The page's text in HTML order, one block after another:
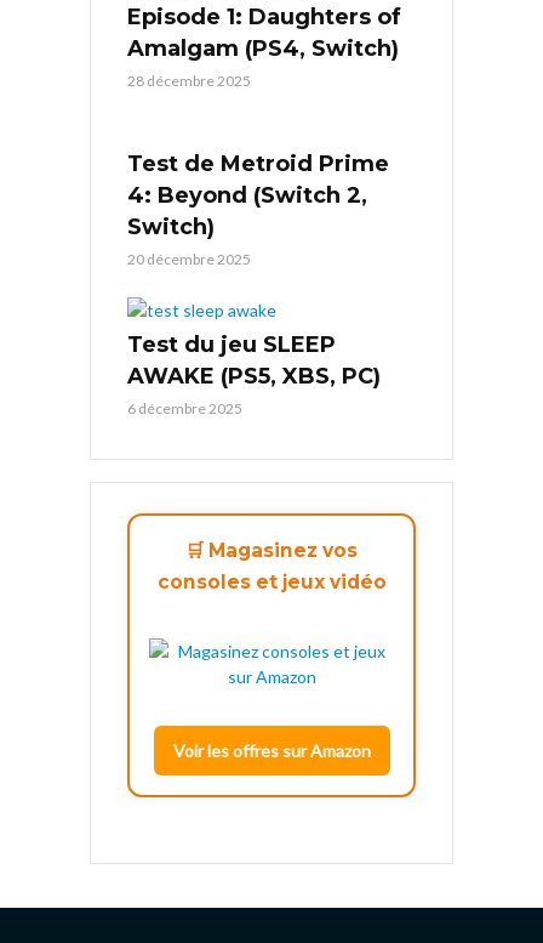
Episode 1: Daughters of
Amalgam (PS4, Switch)
28 décembre 2025
Test de Metroid Prime
4: Beyond (Switch 2,
Switch)
20 décembre 2025
Test du jeu SLEEP
AWAKE (PS5, XBS, PC)
6 décembre 2025
🛒 Magasinez vos
consoles et jeux vidéo
Voir les offres sur Amazon